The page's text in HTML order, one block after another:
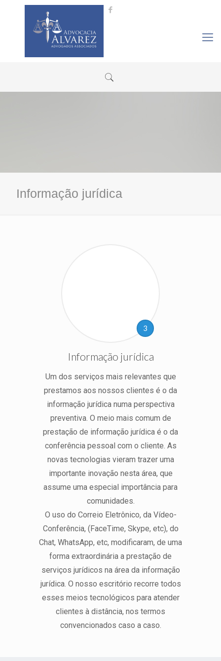
Informação jurídica
3
Informação jurídica
Um dos serviços mais relevantes que
prestamos aos nossos clientes é o da
informação jurídica numa perspectiva
preventiva. O meio mais comum de
prestação de informação jurídica é o da
conferência pessoal com o cliente. As
novas tecnologias vieram trazer uma
importante inovação nesta área, que
assume uma especial importância para
comunidades.
O uso do Correio Eletrônico, da Vídeo-
Conferência, (FaceTime, Skype, etc), do
Chat, WhatsApp, etc, modificaram, de uma
forma extraordinária a prestação de
serviços jurídicos na área da informação
jurídica. O nosso escritório recorre todos
esses meios tecnológicos para atender
clientes à distância, nos termos
convencionados caso a caso.